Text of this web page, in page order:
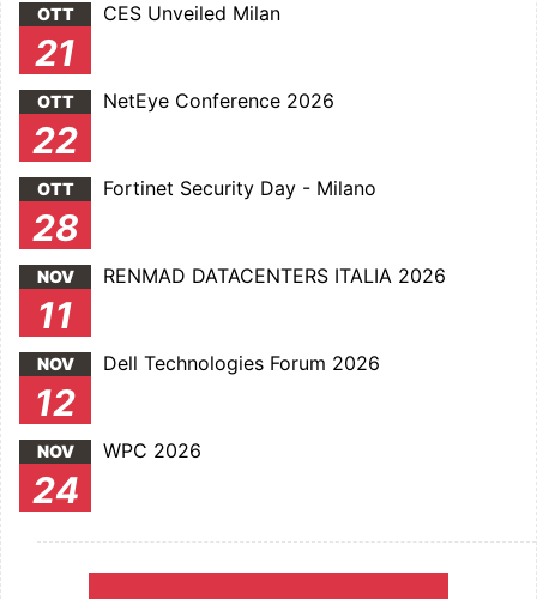
OTT
21
CES Unveiled Milan
OTT
22
NetEye Conference 2026
OTT
28
Fortinet Security Day - Milano
NOV
11
RENMAD DATACENTERS ITALIA 2026
NOV
12
Dell Technologies Forum 2026
NOV
24
WPC 2026